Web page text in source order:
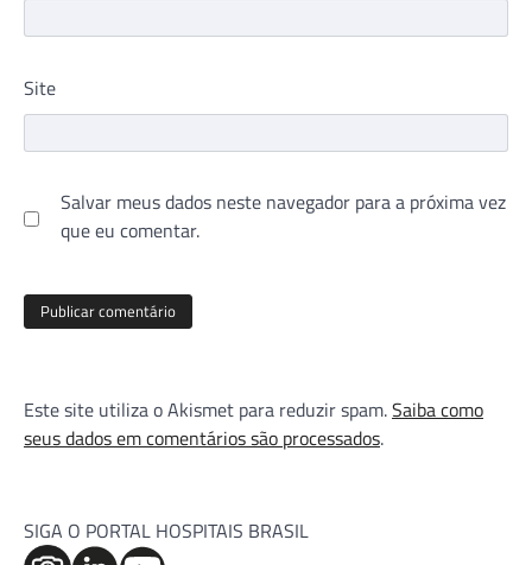
Site
Salvar meus dados neste navegador para a próxima vez
que eu comentar.
Este site utiliza o Akismet para reduzir spam.Saiba como
seus dados em comentários são processados.
SIGA O PORTAL HOSPITAIS BRASIL